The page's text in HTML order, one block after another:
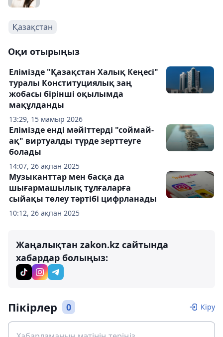
Қазақстан
Оқи отырыңыз
13:29, 15 мамыр 2026
Елімізде "Қазақстан Халық Кеңесі"
туралы Конституциялық заң
жобасы бірінші оқылымда
мақұлданды
14:07, 26 ақпан 2025
Елімізде енді мәйіттерді "соймай-
ақ" виртуалды түрде зерттеуге
болады
10:12, 26 ақпан 2025
Музыканттар мен басқа да
шығармашылық тұлғаларға
сыйақы төлеу тәртібі цифрланады
Жаңалықтан zakon.kz сайтында
хабардар болыңыз:
Пікірлер 0 Кіру